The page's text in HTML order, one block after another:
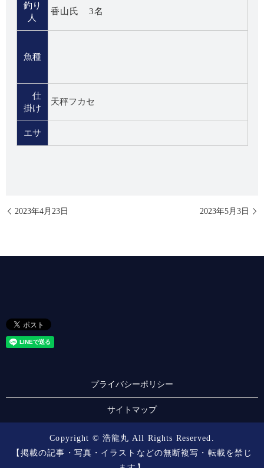
釣り
人
香山氏 3名
魚種
仕
掛け
天秤フカセ
エサ
2023年4月23日 2023年5月3日
プライバシーポリシー
サイトマップ
Copyright © 浩龍丸 All Rights Reserved.
【掲載の記事・写真・イラストなどの無断複写・転載を禁じ